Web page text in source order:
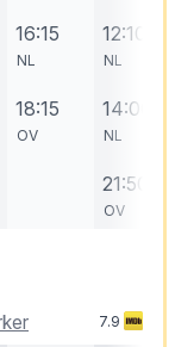
16:15
NL
18:15
OV
12:10
NL
14:00
NL
21:50
OV
7.9